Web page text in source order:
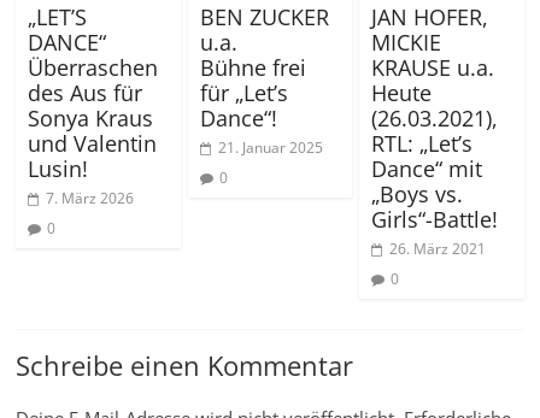
„LET’S
DANCE“
Überraschen
des Aus für
Sonya Kraus
und Valentin
Lusin!
7. März 2026
0
BEN ZUCKER
u.a.
Bühne frei
für „Let’s
Dance“!
21. Januar 2025
0
JAN HOFER,
MICKIE
KRAUSE u.a.
Heute
(26.03.2021),
RTL: „Let’s
Dance“ mit
„Boys vs.
Girls“-Battle!
26. März 2021
0
Schreibe einen Kommentar